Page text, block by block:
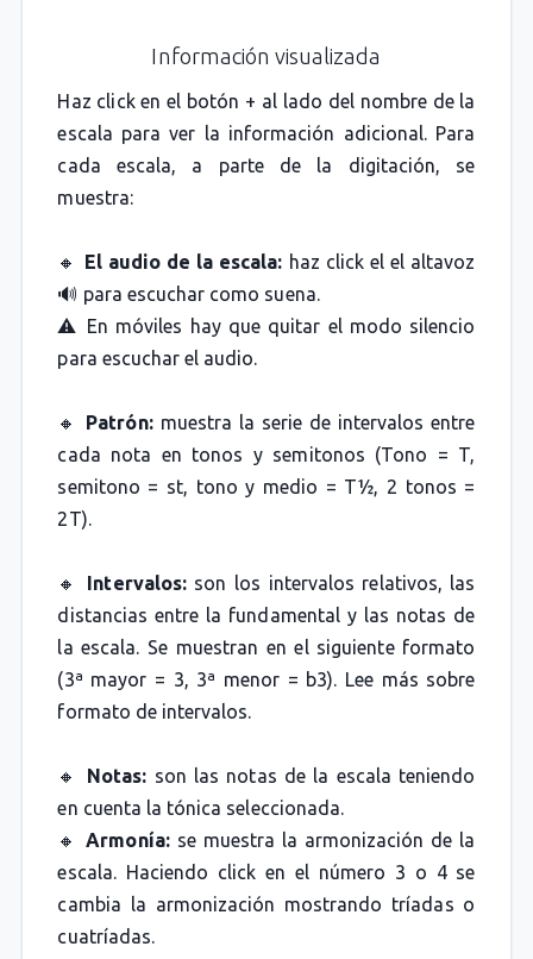
Información visualizada
Haz click en el botón + al lado del nombre de la
escala para ver la información adicional. Para
cada escala, a parte de la digitación, se
muestra:
🔸 El audio de la escala: haz click el el altavoz
🔊 para escuchar como suena.
⚠️ En móviles hay que quitar el modo silencio
para escuchar el audio.
🔸 Patrón:muestra la serie de intervalos entre
cada nota en tonos y semitonos (Tono = T,
semitono = st, tono y medio = T½, 2 tonos =
2T).
🔸 Intervalos:son los intervalos relativos, las
distancias entre la fundamental y las notas de
la escala. Se muestran en el siguiente formato
(3ª mayor = 3, 3ª menor = b3). Lee más sobre
formato de intervalos.
🔸 Notas: son las notas de la escala teniendo
en cuenta la tónica seleccionada.
🔸Armonía:se muestra la armonización de la
escala. Haciendo click en el número 3 o 4 se
cambia la armonización mostrando tríadas o
cuatríadas.